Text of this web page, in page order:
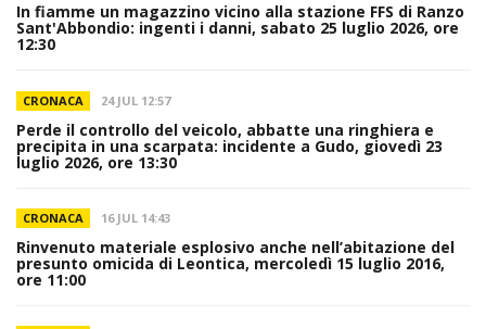
In fiamme un magazzino vicino alla stazione FFS di Ranzo
Sant'Abbondio: ingenti i danni, sabato 25 luglio 2026, ore
12:30
CRONACA 24 JUL 12:57
Perde il controllo del veicolo, abbatte una ringhiera e
precipita in una scarpata: incidente a Gudo, giovedì 23
luglio 2026, ore 13:30
CRONACA 16 JUL 14:43
Rinvenuto materiale esplosivo anche nell’abitazione del
presunto omicida di Leontica, mercoledì 15 luglio 2016,
ore 11:00